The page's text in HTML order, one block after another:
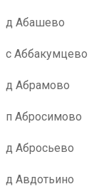
д Абашево
с Аббакумцево
д Абрамово
п Абросимово
д Абросьево
д Авдотьино